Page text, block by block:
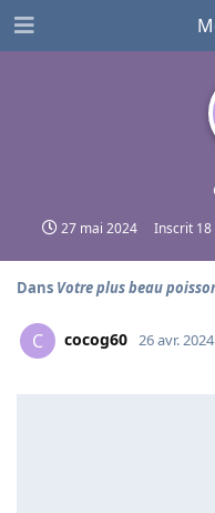
27 mai 2024 Inscrit 18
Dans Votre plus beau
C cocog60 26 avr. 2024